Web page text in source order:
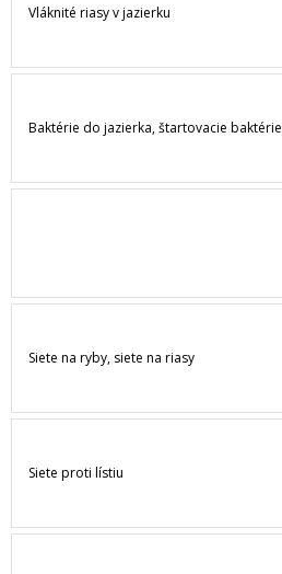
Vláknité riasy v jazierku
Baktérie do jazierka, štartovacie baktérie
Siete na ryby, siete na riasy
Siete proti lístiu